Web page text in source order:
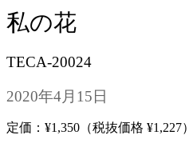
私の花
TECA-20024
2020年4月15日
定価：¥1,350（税抜価格 ¥1,227）